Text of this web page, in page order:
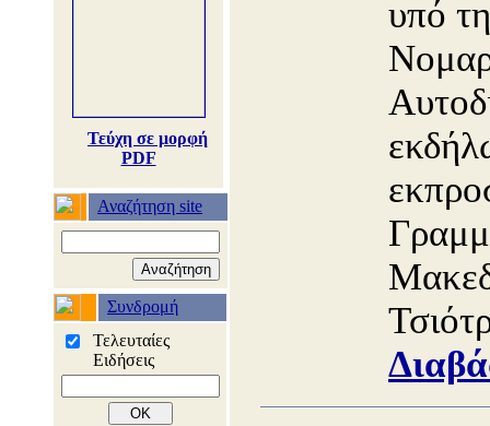
Τεύχη σε μορφή
PDF
Αναζήτηση site
Συνδρομή
Τελευταίες
Ειδήσεις
υπό